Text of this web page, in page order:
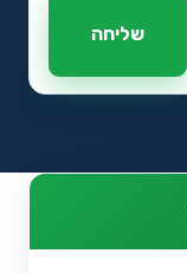
שליחה